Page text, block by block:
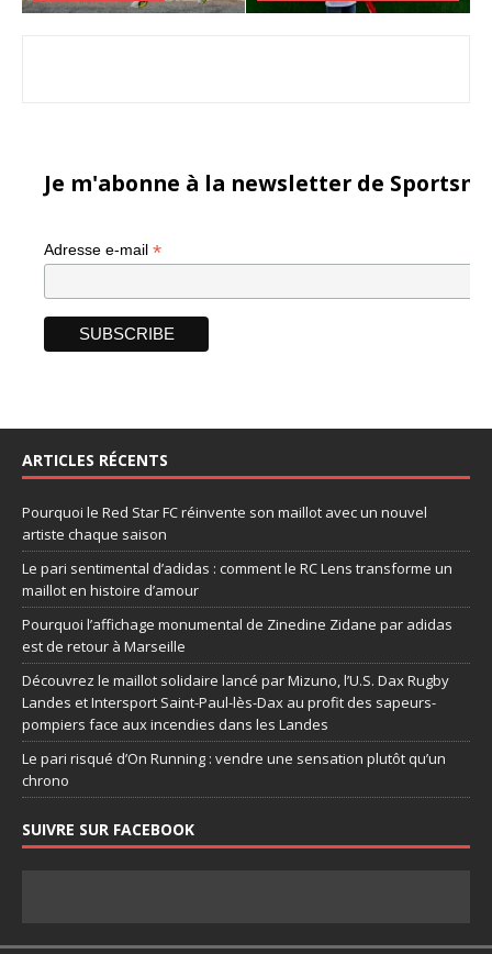
Je m'abonne à la newsletter de
Adresse e-mail *
ARTICLES RÉCENTS
Pourquoi le Red Star FC réinvente son maillot avec un nouvel
artiste chaque saison
Le pari sentimental d’adidas : comment le RC Lens transforme un
maillot en histoire d’amour
Pourquoi l’affichage monumental de Zinedine Zidane par adidas
est de retour à Marseille
Découvrez le maillot solidaire lancé par Mizuno, l’U.S. Dax Rugby
Landes et Intersport Saint-Paul-lès-Dax au profit des sapeurs-
pompiers face aux incendies dans les Landes
Le pari risqué d’On Running : vendre une sensation plutôt qu’un
chrono
SUIVRE SUR FACEBOOK